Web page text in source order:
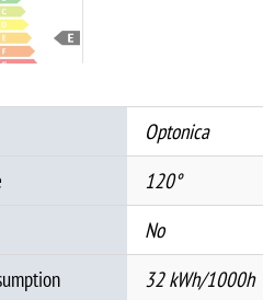
Optonica
120°
No
32 kWh/1000h